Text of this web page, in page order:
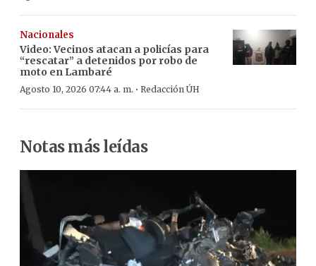
Nacionales
Video: Vecinos atacan a policías para
“rescatar” a detenidos por robo de
moto en Lambaré
Agosto 10, 2026 07:44 a. m. · Redacción ÚH
Notas más leídas